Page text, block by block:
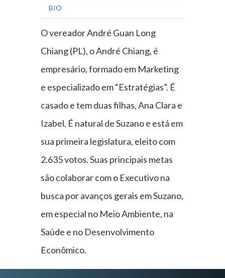
BIO
O vereador André Guan Long
Chiang (PL), o André Chiang, é
empresário, formado em Marketing
e especializado em “Estratégias”. É
casado e tem duas filhas, Ana Clara e
Izabel. É natural de Suzano e está em
sua primeira legislatura, eleito com
2.635 votos. Suas principais metas
são colaborar com o Executivo na
busca por avanços gerais em Suzano,
em especial no Meio Ambiente, na
Saúde e no Desenvolvimento
Econômico.